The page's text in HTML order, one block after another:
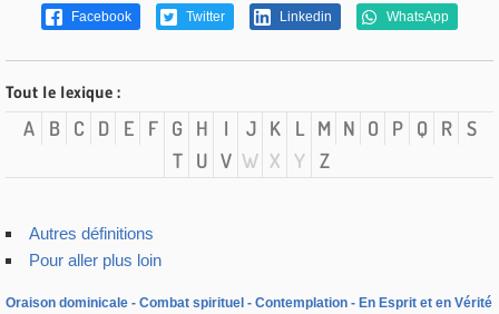
Facebook Twitter Linkedin WhatsApp
Tout le lexique :
A B C D E F G H I J K L M N O P Q R S
T
U V W X Y Z
Autres définitions
Pour aller plus loin
Oraison dominicale Combat spirituel Contemplation
En Esprit et en Vérité